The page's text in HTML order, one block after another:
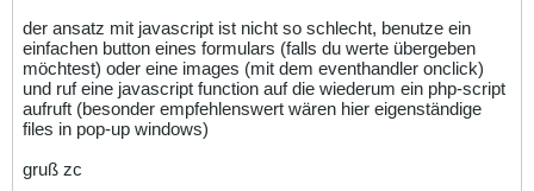
der ansatz mit javascript ist nicht so schlecht, benutze ein
einfachen button eines formulars (falls du werte übergeben
möchtest) oder eine images (mit dem eventhandler onclick)
und ruf eine javascript function auf die wiederum ein php-script
aufruft (besonder empfehlenswert wären hier eigenständige
files in pop-up windows)
gruß zc